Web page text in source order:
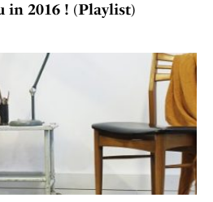
in 2016 ! (Playlist)